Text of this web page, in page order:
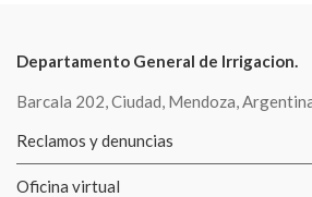
Departamento General de Irrigacion.
Barcala 202, Ciudad, Mendoza,
Reclamos y denuncias
Oficina virtual